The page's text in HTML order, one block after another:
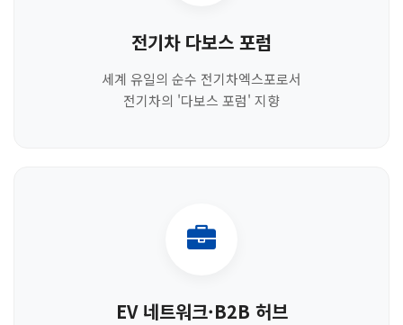
전기차 다보스 포럼
세계 유일의 순수 전기차엑스포로서
전기차의 '다보스 포럼' 지향
EV 네트워크·B2B 허브